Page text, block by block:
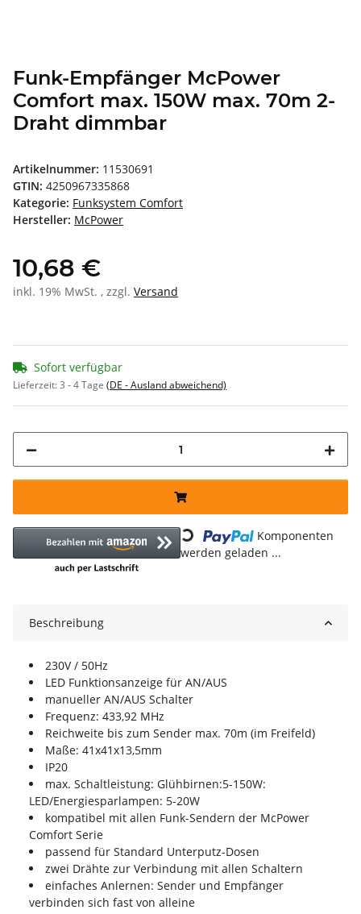
Funk-Empfänger McPower
Comfort max. 150W max. 70m 2-
Draht dimmbar
Artikelnummer: 11530691
GTIN: 4250967335868
Kategorie: Funksystem Comfort
Hersteller: McPower
10,68 €
inkl. 19% MwSt. , zzgl. Versand
Sofort verfügbar
Lieferzeit:3 - 4 Tage (DE - Ausland abweichend)
Loading...
Komponenten
werden geladen ...
Beschreibung
230V / 50Hz
LED Funktionsanzeige für AN/AUS
manueller AN/AUS Schalter
Frequenz: 433,92 MHz
Reichweite bis zum Sender max. 70m (im Freifeld)
Maße: 41x41x13,5mm
IP20
max. Schaltleistung: Glühbirnen:5-150W:
LED/Energiesparlampen: 5-20W
kompatibel mit allen Funk-Sendern der McPower
Comfort Serie
passend für Standard Unterputz-Dosen
zwei Drähte zur Verbindung mit allen Schaltern
einfaches Anlernen: Sender und Empfänger
verbinden sich fast von alleine